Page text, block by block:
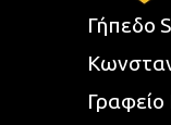
Γήπεδο
Γραφείο